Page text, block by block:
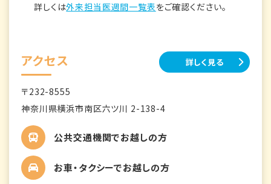
詳しくは外来担当医週間一覧表をご確認ください。
アクセス 詳しく見る
〒232-8555
神奈川県横浜市南区六ツ川 2-138-4
公共交通機関でお越しの方
お車・タクシーでお越しの方